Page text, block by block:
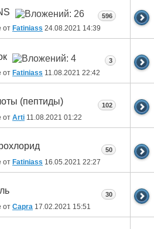
от Fatiniass 24.08.2021 14:39
596
от Fatiniass 11.08.2021 22:42
3
(пептиды)
от Arti 11.08.2021 01:22
102
от Fatiniass 16.05.2021 22:27
50
от Capra 17.02.2021 15:51
30